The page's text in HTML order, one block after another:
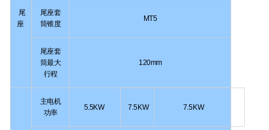
尾
座
尾座套
筒锥度
MT5
尾座套
筒最大
行程
120mm
主电机
功率
5.5KW 7.5KW 7.5KW